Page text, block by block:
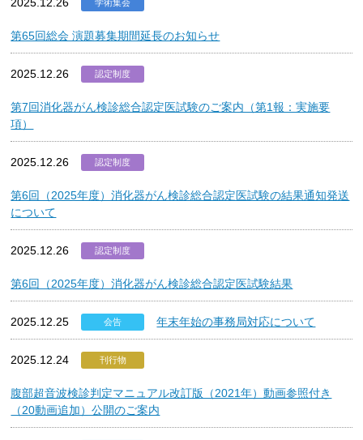
学術集会
第65回総会 演題募集期間延長のお知らせ
2025.12.26 認定制度
第7回消化器がん検診総合認定医試験のご案内（第1報：実施要
項）
2025.12.26 認定制度
第6回（2025年度）消化器がん検診総合認定医試験の結果通知発送
について
2025.12.26 認定制度
第6回（2025年度）消化器がん検診総合認定医試験結果
2025.12.25 会告 年末年始の事務局対応について
2025.12.24 刊行物
腹部超音波検診判定マニュアル改訂版（2021年）動画参照付き
（20動画追加）公開のご案内